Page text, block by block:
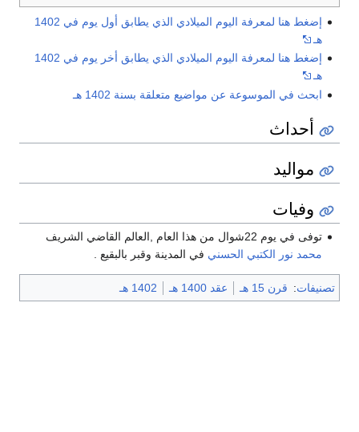
إضغط هنا لمعرفة اليوم الميلادي الذي يطابق أول يوم في 1402
هـ
إضغط هنا لمعرفة اليوم الميلادي الذي يطابق أخر يوم في 1402
هـ
ابحث في الموسوعة عن مواضيع متعلقة بسنة 1402 هـ
أحداث
مواليد
وفيات
توفى في يوم 22شوال من هذا العام ,العالم القاضي الشريف
محمد نور الكتبي الحسني في المدينة وقبر بالبقيع .
تصنيفات: قرن 15 هـ عقد 1400 هـ 1402 هـ